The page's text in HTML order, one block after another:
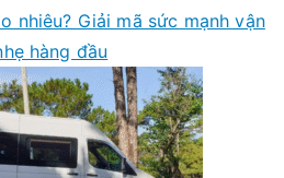
nhiêu? Giải mã sức mạnh vận
hàng đầu